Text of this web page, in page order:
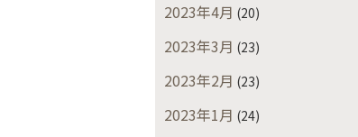
2023年4月 (20)
2023年3月 (23)
2023年2月 (23)
2023年1月 (24)